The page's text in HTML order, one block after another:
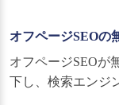
オフページSEOの
オフページSEOが
下し、検索エンジ